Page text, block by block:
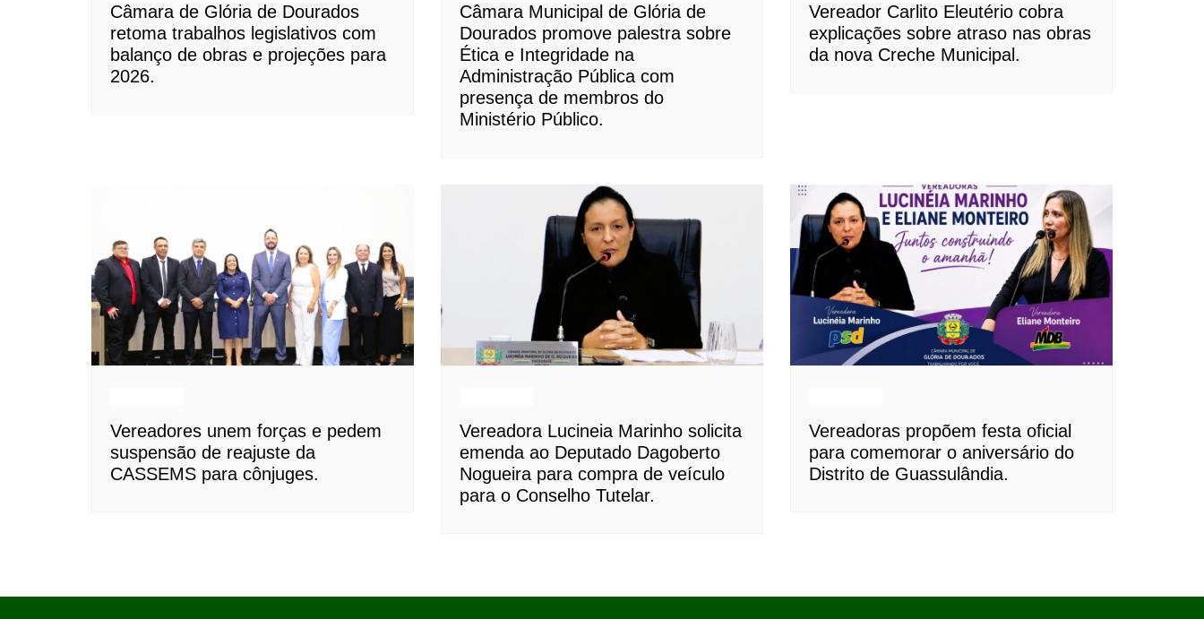
Câmara de Glória de Dourados
retoma trabalhos legislativos com
balanço de obras e projeções para
2026.
Câmara Municipal de Glória de
Dourados promove palestra sobre
Ética e Integridade na
Administração Pública com
presença de membros do
Ministério Público.
Vereador Carlito Eleutério cobra
explicações sobre atraso nas obras
da nova Creche Municipal.
Vereadores unem forças e pedem
suspensão de reajuste da
CASSEMS para cônjuges.
Vereadora Lucineia Marinho solicita
emenda ao Deputado Dagoberto
Nogueira para compra de veículo
para o Conselho Tutelar.
Vereadoras propõem festa oficial
para comemorar o aniversário do
Distrito de Guassulândia.